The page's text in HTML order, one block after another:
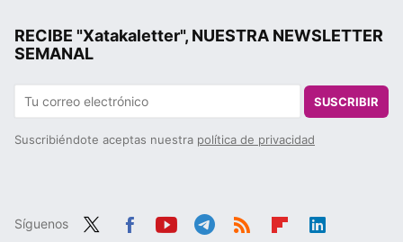
RECIBE "Xatakaletter", NUESTRA NEWSLETTER
SEMANAL
SUSCRIBIR
Suscribiéndote aceptas nuestra política de privacidad
Síguenos